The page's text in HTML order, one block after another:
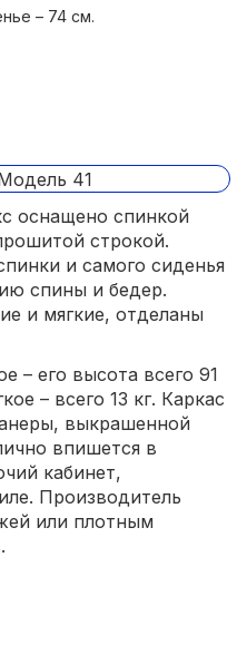
– 74 см.
оснащено спинкой
строкой.
и самого сиденья
спины и бедер.
и мягкие, отделаны
– его высота всего 91
– всего 13 кг. Каркас
выкрашенной
впишется в
кабинет,
Производитель
или плотным